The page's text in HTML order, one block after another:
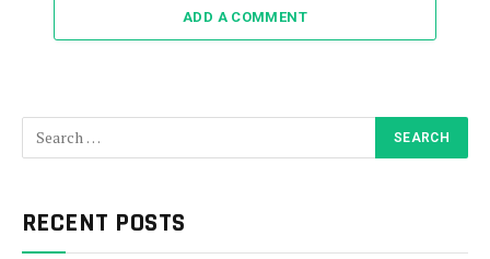
ADD A COMMENT
RECENT POSTS